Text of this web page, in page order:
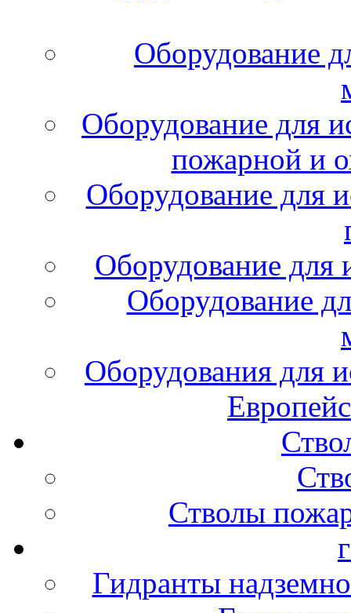
Оборудование
Оборудование для
пожарной и
Оборудование для
Оборудование для
Оборудование
Оборудования для
Стволы
Гидранты